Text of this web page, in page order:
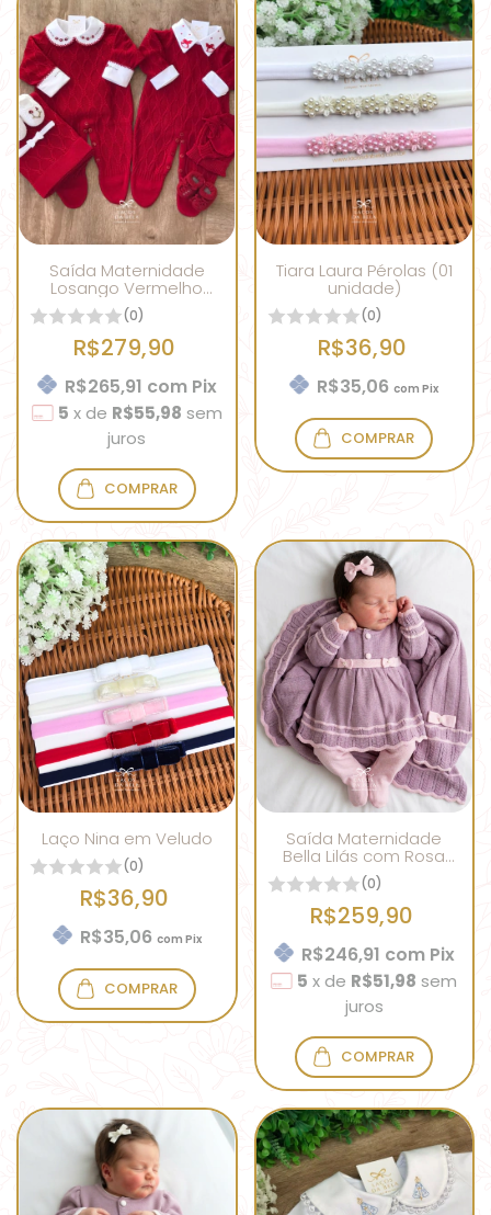
Saída Maternidade
Losango Vermelho
Unissex
(0)
R$279,90
R$265,91 com Pix
5 x de R$55,98 sem
juros
COMPRAR
Tiara Laura Pérolas (01
unidade)
(0)
R$36,90
R$35,06com Pix
COMPRAR
Laço Nina em Veludo
(0)
R$36,90
R$35,06 com Pix
COMPRAR
Saída Maternidade
Bella Lilás com Rosa
Bebê
(0)
R$259,90
R$246,91 com Pix
5 x de R$51,98 sem
juros
COMPRAR